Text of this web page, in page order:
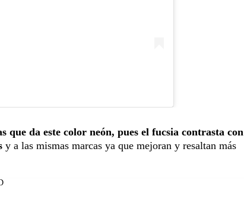
que da este color neón, pues el fucsia contrasta con
y a las mismas marcas ya que mejoran y resaltan más